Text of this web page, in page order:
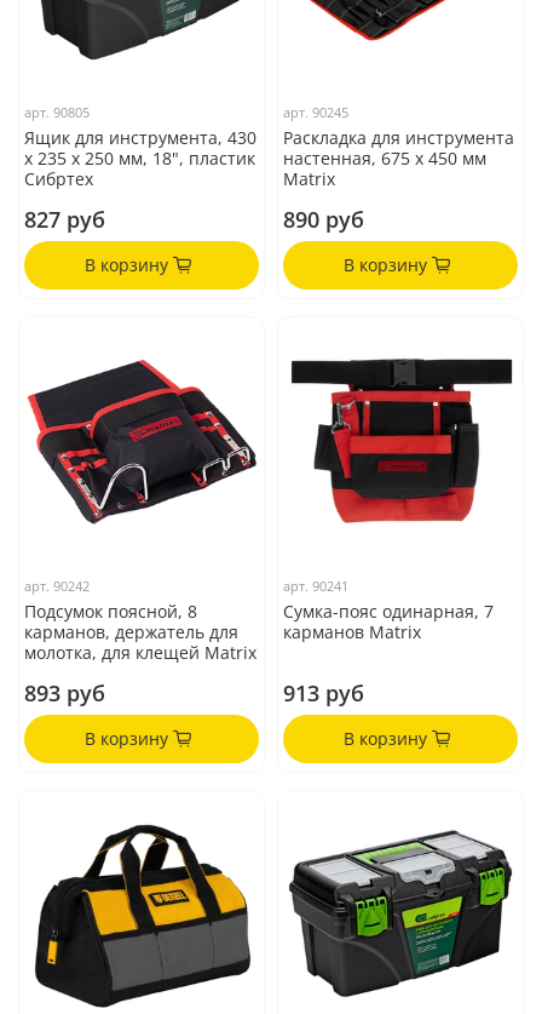
арт.90805
Ящик для инструмента, 430
х 235 х 250 мм, 18", пластик
Сибртех
827 руб
В корзину
арт.90245
Раскладка для инструмента
настенная, 675 х 450 мм
Matrix
890 руб
В корзину
арт.90242
Подсумок поясной, 8
карманов, держатель для
молотка, для клещей Matrix
893 руб
В корзину
арт.90241
Сумка-пояс одинарная, 7
карманов Matrix
913 руб
В корзину